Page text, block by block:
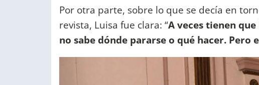
Por otra parte, sobre lo que se decía en
revista, Luisa fue clara: “A veces tienen
no sabe dónde pararse o qué hacer. Pero